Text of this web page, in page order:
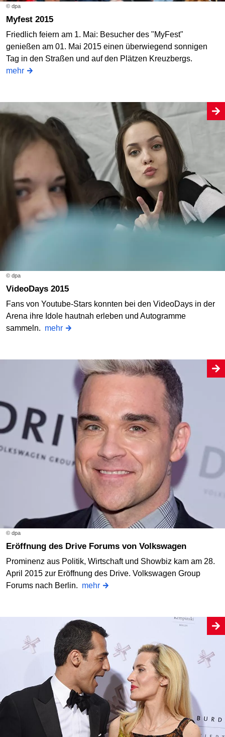
© dpa
Myfest 2015
Friedlich feiern am 1. Mai: Besucher des "MyFest"
genießen am 01. Mai 2015 einen überwiegend sonnigen
Tag in den Straßen und auf den Plätzen Kreuzbergs.
mehr
© dpa
VideoDays 2015
Fans von Youtube-Stars konnten bei den VideoDays in der
Arena ihre Idole hautnah erleben und Autogramme
sammeln. mehr
© dpa
Eröffnung des Drive Forums von Volkswagen
Prominenz aus Politik, Wirtschaft und Showbiz kam am 28.
April 2015 zur Eröffnung des Drive. Volkswagen Group
Forums nach Berlin. mehr